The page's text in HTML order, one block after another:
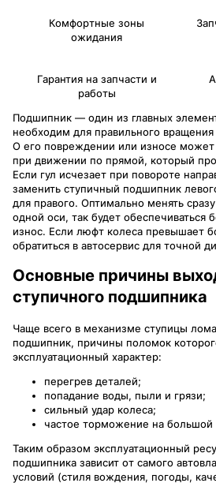
Комфортные зоны
ожидания
Гарантия на запчасти и
работы
Подшипник — один из главных
необходим для правильного
О его повреждении или износе может
при движении по прямой, который
Если гул исчезает при повороте
заменить ступичный подшипник
для правого. Оптимально менять
одной оси, так будет обеспечиваться
износ. Если люфт колеса превышает
обратиться в автосервис для точной
Основные причины
ступичного подшипника
Чаще всего в механизме ступицы
подшипник, причины поломок
эксплуатационный характер:
перегрев деталей;
попадание воды, пыли и грязи;
сильный удар колеса;
частое торможение на большой
Таким образом эксплуатационный
подшипника зависит от самого
условий (стиля вождения, погоды,